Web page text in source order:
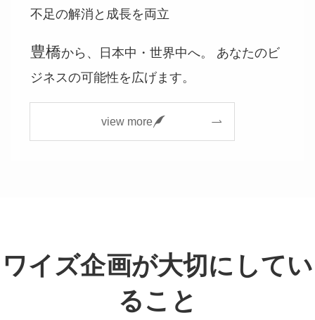
不足の解消と成長を両立
豊橋から、日本中・世界中へ。 あなたのビ
ジネスの可能性を広げます。
view more
ワイズ企画が大切にしてい
ること